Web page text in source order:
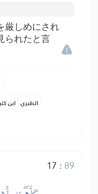
厳しめにされ
られたと言
ابن الطبري
17 : 89